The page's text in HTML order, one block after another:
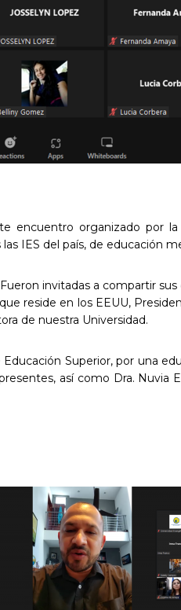
encuentro organizado por
IES del país, de educación
invitadas a compartir sus
reside en los EEUU,
de nuestra Universidad.
Superior, por una
así como Dra. Nuvia